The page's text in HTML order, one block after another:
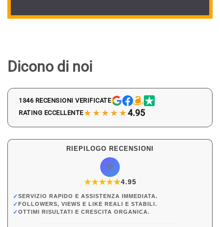
Dicono di noi
1346 RECENSIONI VERIFICATE
RATING ECCELLENTE★★★★★4.95
RIEPILOGO RECENSIONI
✨
★★★★★
★4.95
✓SERVIZIO RAPIDO E ASSISTENZA IMMEDIATA.
✓FOLLOWERS, VIEWS E LIKE REALI E STABILI.
✓OTTIMI RISULTATI E CRESCITA ORGANICA.